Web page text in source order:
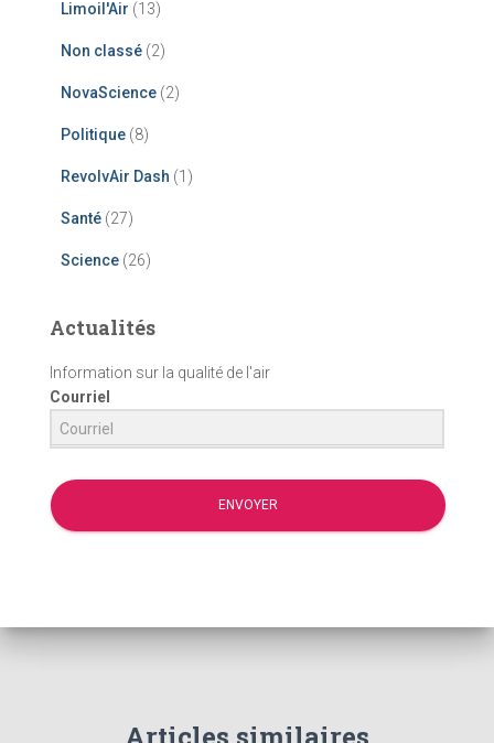
Limoil'Air (13)
Non classé (2)
NovaScience (2)
Politique (8)
RevolvAir Dash (1)
Santé (27)
Science (26)
Actualités
Information sur la qualité de l'air
Courriel
ENVOYER